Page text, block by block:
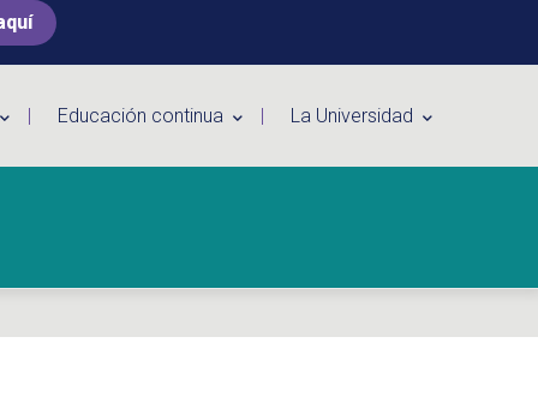
Educación continua La Universidad